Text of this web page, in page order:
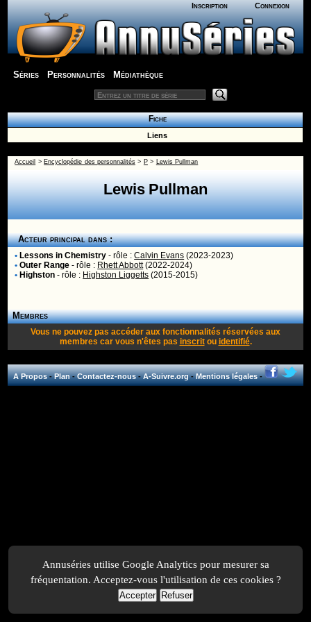
Inscription Connexion
Séries Personnalités Médiathèque
Fiche
Liens
Accueil > Encyclopédie des personnalités > P> Lewis Pullman
Lewis Pullman
Acteur principal dans :
• Lessons in Chemistry - rôle :Calvin Evans (2023-2023)
• Outer Range - rôle : Rhett Abbott(2022-2024)
• Highston - rôle : Highston Liggetts (2015-2015)
Membres
Vous ne pouvez pas accéder aux fonctionnalités réservées aux
membres car vous n'êtes pas inscritou identifié.
A Propos-Plan-Contactez-nous-A-Suivre.org-Mentions légales-
Annuséries utilise Google Analytics pour mesurer sa
fréquentation. Acceptez-vous l'utilisation de ces cookies ?
Accepter Refuser